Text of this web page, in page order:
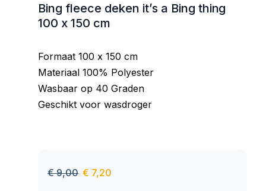
Bing fleece deken it’s a Bing thing
100 x 150 cm
Formaat 100 x 150 cm
Materiaal 100% Polyester
Wasbaar op 40 Graden
Geschikt voor wasdroger
€9,00 € 7,20